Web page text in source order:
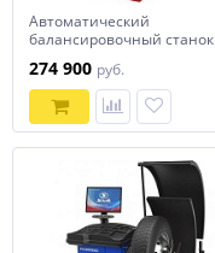
Автоматический
балансировочный станок
274 900 руб.